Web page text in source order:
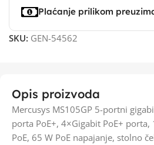
Plaćanje prilikom
SKU: GEN-54562
Opis proizvoda
Mercusys MS105GP 5-portni
porta PoE+, 4×Gigabit PoE+
PoE, 65 W PoE napajanje, stolno